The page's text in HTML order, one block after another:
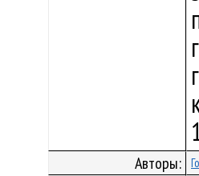
Авторы: